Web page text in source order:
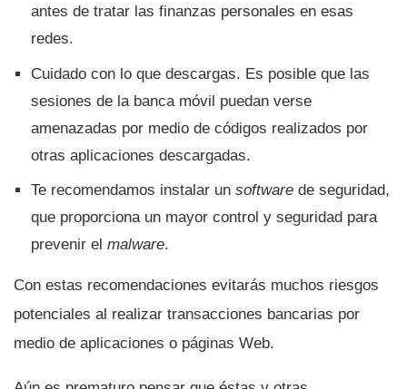
antes de tratar las finanzas personales en esas
redes.
Cuidado con lo que descargas. Es posible que las
sesiones de la banca móvil puedan verse
amenazadas por medio de códigos realizados por
otras aplicaciones descargadas.
Te recomendamos instalar unsoftware de seguridad,
que proporciona un mayor control y seguridad para
prevenir elmalware.
Con estas recomendaciones evitarás muchos riesgos
potenciales al realizar transacciones bancarias por
medio de aplicaciones o páginas Web.